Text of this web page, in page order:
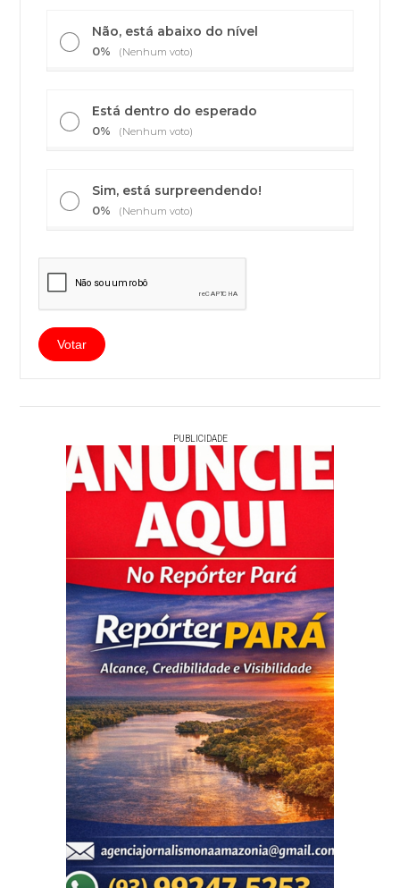
Não, está abaixo do nível
0% (Nenhum voto)
Está dentro do esperado
0% (Nenhum voto)
Sim, está surpreendendo!
0% (Nenhum voto)
PUBLICIDADE